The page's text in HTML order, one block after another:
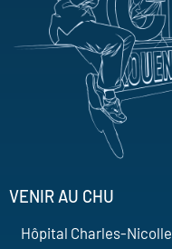
VENIR AU CHU
Hôpital Charles-Nicolle